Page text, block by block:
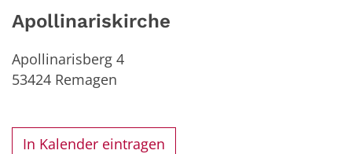
Apollinariskirche
Apollinarisberg 4
53424 Remagen
In Kalender eintragen